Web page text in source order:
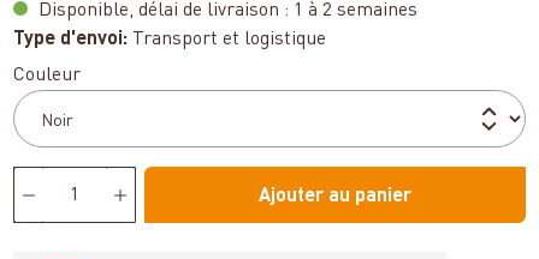
Disponible, délai de livraison : 1 à 2 semaines
Type d'envoi: Transport et logistique
Sélectionnez
Couleur
Ajouter au panier